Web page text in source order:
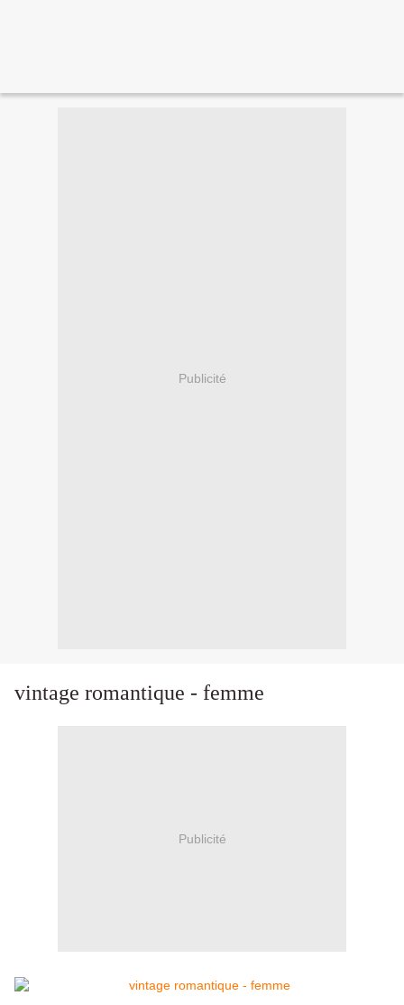
Publicité
vintage romantique - femme
Publicité